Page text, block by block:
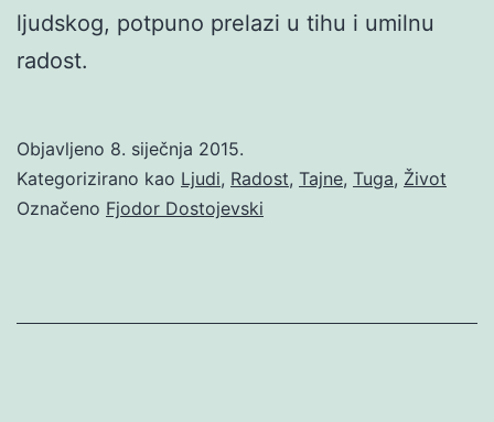
ljudskog, potpuno prelazi u tihu i umilnu
radost.
Objavljeno 8. siječnja 2015.
Kategorizirano kao Ljudi, Radost, Tajne, Tuga, Život
Označeno Fjodor Dostojevski